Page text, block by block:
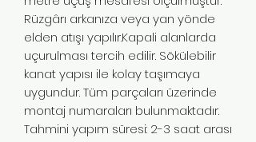
Rüzgârı arkanıza veya yan yönde
elden atışı yapılır.Kapali alanlarda
uçurulması tercih edilir. Sökülebilir
kanat yapısı ile kolay taşımaya
uygundur. Tüm parçaları üzerinde
montaj numaraları bulunmaktadır.
Tahmini yapım süresi: 2-3 saat arası